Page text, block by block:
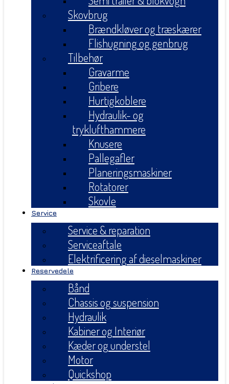
Skovbrug
Brændkløver og træskærer
Flishugning og genbrug
Tilbehør
Gravarme
Gribere
Hurtigkoblere
Hydraulik- og
tryklufthammere
Knusere
Pallegafler
Planeringsmaskiner
Rotatorer
Skovle
Service
Service & reparation
Serviceaftale
Elektrificering af dieselmaskiner
Reservedele
Bånd
Chassis og suspension
Hydraulik
Kabiner og Interiør
Kæder og understel
Motor
Quickshop